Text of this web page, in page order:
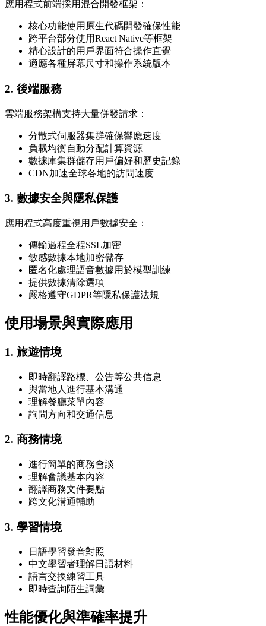
應用程式前端採用混合開發框架：
核心功能使用原生代碼開發確保性能
跨平台部分使用React Native等框架
精心設計的用戶界面符合操作直覺
適應各種屏幕尺寸和操作系統版本
2. 後端服務
雲端服務架構支持大量併發請求：
分散式伺服器集群確保響應速度
負載均衡自動分配計算資源
數據庫集群儲存用戶偏好和歷史記錄
CDN加速全球各地的訪問速度
3. 數據安全與隱私保護
應用程式高度重視用戶數據安全：
傳輸過程全程SSL加密
敏感數據本地加密儲存
匿名化處理語音數據用於模型訓練
提供數據清除選項
嚴格遵守GDPR等隱私保護法規
使用場景與實際應用
1. 旅遊情境
即時翻譯路標、公告等公共信息
與當地人進行基本溝通
理解餐廳菜單內容
詢問方向和交通信息
2. 商務情境
進行簡單的商務會談
理解會議基本內容
翻譯商務文件要點
跨文化溝通輔助
3. 學習情境
日語學習發音對照
中文學習者理解日語材料
語言交換練習工具
即時查詢陌生詞彙
性能優化與準確率提升